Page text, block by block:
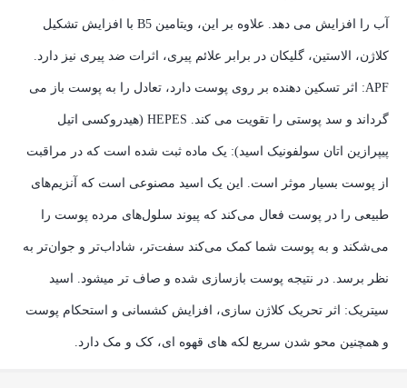
آب را افزایش می دهد. علاوه بر این، ویتامین B5 با افزایش تشکیل
کلاژن، الاستین، گلیکان در برابر علائم پیری، اثرات ضد پیری نیز دارد.
APF: اثر تسکین دهنده بر روی پوست دارد، تعادل را به پوست باز می
گرداند و سد پوستی را تقویت می کند. HEPES (هیدروکسی اتیل
پیپرازین اتان سولفونیک اسید): یک ماده ثبت شده است که در مراقبت
از پوست بسیار موثر است. این یک اسید مصنوعی است که آنزیم‌های
طبیعی را در پوست فعال می‌کند که پیوند سلول‌های مرده پوست را
می‌شکند و به پوست شما کمک می‌کند سفت‌تر، شاداب‌تر و جوان‌تر به
نظر برسد. در نتیجه پوست بازسازی شده و صاف تر میشود. اسید
سیتریک: اثر تحریک کلاژن سازی، افزایش کشسانی و استحکام پوست
و همچنین محو شدن سریع لکه های قهوه ای، کک و مک دارد.